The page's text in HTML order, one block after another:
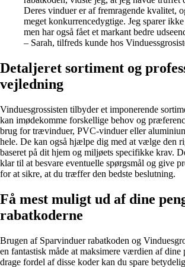
Deres vinduer er af fremragende kvalitet,
meget konkurrencedygtige. Jeg sparer
men har også fået et markant bedre
– Sarah, tilfreds kunde hos
Detaljeret sortiment og
vejledning
Vinduesgrossisten tilbyder et imponerende
kan imødekomme forskellige behov og
brug for trævinduer, PVC-vinduer eller
hele. De kan også hjælpe dig med at vælge den
baseret på dit hjem og miljøets specifikke krav.
klar til at besvare eventuelle spørgsmål og give
for at sikre, at du træffer den bedste beslutning.
Få mest muligt ud af dine
rabatkoderne
Brugen af Sparvinduer rabatkoden og
en fantastisk måde at maksimere værdien af dine
drage fordel af disse koder kan du spare